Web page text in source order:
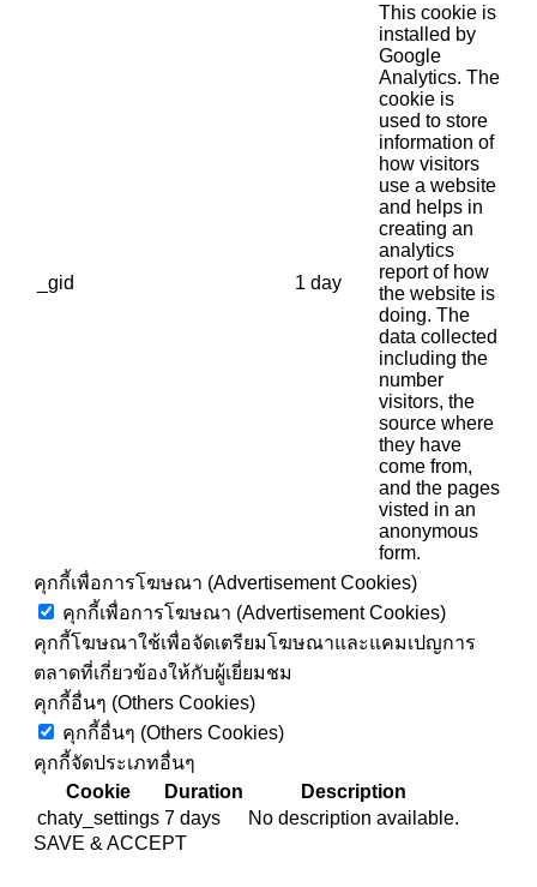
_gid 1 day
This cookie is
installed by
Google
Analytics. The
cookie is
used to store
information of
how visitors
use a website
and helps in
creating an
analytics
report of how
the website is
doing. The
data collected
including the
number
visitors, the
source where
they have
come from,
and the pages
visted in an
anonymous
form.
คุกกี้เพื่อการโฆษณา (Advertisement Cookies)
คุกกี้เพื่อการโฆษณา (Advertisement Cookies)
คุกกี้โฆษณาใช้เพื่อจัดเตรียมโฆษณาและแคมเปญการ
ตลาดที่เกี่ยวข้องให้กับผู้เยี่ยมชม
คุกกี้อื่นๆ (Others Cookies)
คุกกี้อื่นๆ (Others Cookies)
คุกกี้จัดประเภทอื่นๆ
Cookie
Duration
Description
chaty_settings 7 days
No description available.
SAVE & ACCEPT